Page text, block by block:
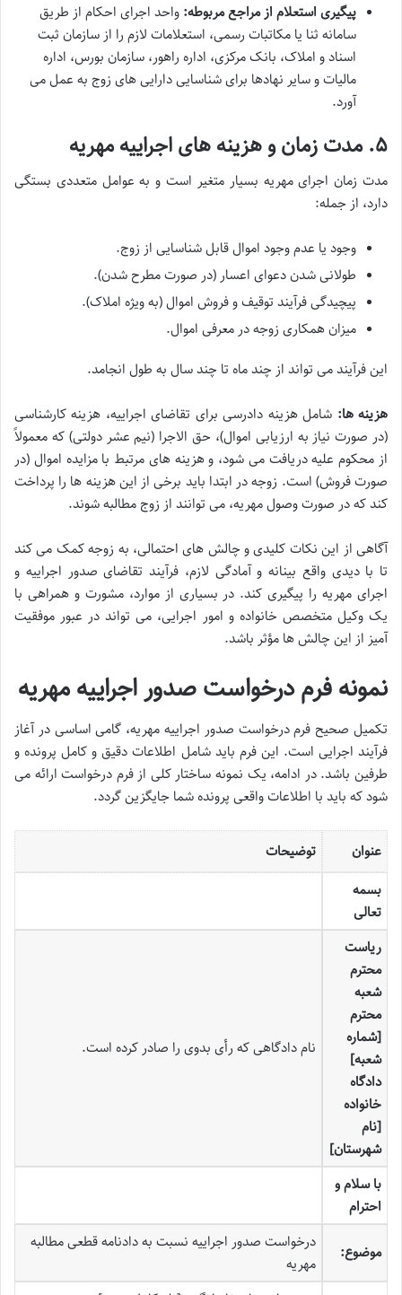
پیگیری استعلام از مراجع مربوطه: واحد اجرای احکام از طریق
سامانه ثنا یا مکاتبات رسمی، استعلامات لازم را از سازمان ثبت
اسناد و املاک، بانک مرکزی، اداره راهور، سازمان بورس، اداره
مالیات و سایر نهادها برای شناسایی دارایی های زوج به عمل می
آورد.
۵. مدت زمان و هزینه های اجراییه مهریه
مدت زمان اجرای مهریه بسیار متغیر است و به عوامل متعددی بستگی
دارد، از جمله:
وجود یا عدم وجود اموال قابل شناسایی از زوج.
طولانی شدن دعوای اعسار (در صورت مطرح شدن).
پیچیدگی فرآیند توقیف و فروش اموال (به ویژه املاک).
میزان همکاری زوجه در معرفی اموال.
این فرآیند می تواند از چند ماه تا چند سال به طول انجامد.
هزینه ها: شامل هزینه دادرسی برای تقاضای اجراییه، هزینه کارشناسی
(در صورت نیاز به ارزیابی اموال)، حق الاجرا (نیم عشر دولتی) که معمولاً
از محکوم علیه دریافت می شود، و هزینه های مرتبط با مزایده اموال (در
صورت فروش) است. زوجه در ابتدا باید برخی از این هزینه ها را پرداخت
کند که در صورت وصول مهریه، می توانند از زوج مطالبه شوند.
آگاهی از این نکات کلیدی و چالش های احتمالی، به زوجه کمک می کند
تا با دیدی واقع بینانه و آمادگی لازم، فرآیند تقاضای صدور اجراییه و
اجرای مهریه را پیگیری کند. در بسیاری از موارد، مشورت و همراهی با
یک وکیل متخصص خانواده و امور اجرایی، می تواند در عبور موفقیت
آمیز از این چالش ها مؤثر باشد.
نمونه فرم درخواست صدور اجراییه مهریه
تکمیل صحیح فرم درخواست صدور اجراییه مهریه، گامی اساسی در آغاز
فرآیند اجرایی است. این فرم باید شامل اطلاعات دقیق و کامل پرونده و
طرفین باشد. در ادامه، یک نمونه ساختار کلی از فرم درخواست ارائه می
شود که باید با اطلاعات واقعی پرونده شما جایگزین گردد.
عنوان
توضیحات
بسمه
تعالی
ریاست
محترم
شعبه
محترم
[شماره
شعبه]
دادگاه
خانواده
[نام
شهرستان]
نام دادگاهی که رأی بدوی را صادر کرده است.
با سلام و
احترام
موضوع:
درخواست صدور اجراییه نسبت به دادنامه قطعی مطالبه
مهریه